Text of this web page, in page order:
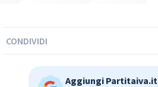
CONDIVIDI
Aggiungi Partitaiva.it